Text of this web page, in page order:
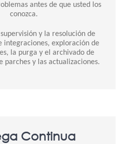
antes de que usted los
conozca.
y la resolución de
integraciones, exploración de
la purga y el archivado de
parches y las actualizaciones.
Continua